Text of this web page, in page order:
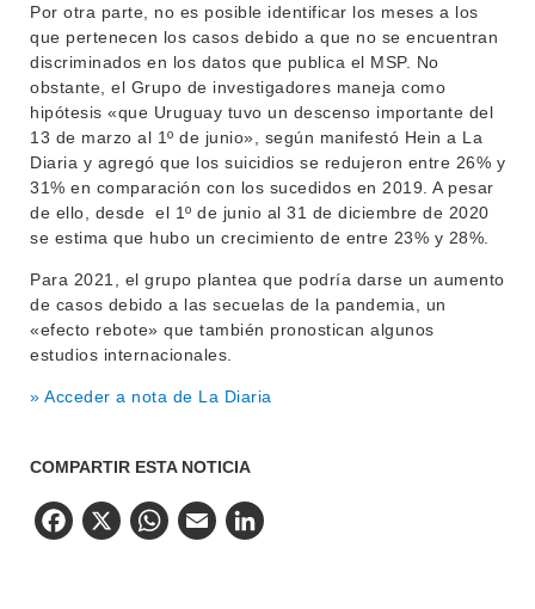
Por otra parte, no es posible identificar los meses a los
que pertenecen los casos debido a que no se encuentran
discriminados en los datos que publica el MSP. No
obstante, el Grupo de investigadores maneja como
hipótesis «que Uruguay tuvo un descenso importante del
13 de marzo al 1º de junio», según manifestó Hein a La
Diaria y agregó que los suicidios se redujeron entre 26% y
31% en comparación con los sucedidos en 2019. A pesar
de ello, desde el 1º de junio al 31 de diciembre de 2020
se estima que hubo un crecimiento de entre 23% y 28%.
Para 2021, el grupo plantea que podría darse un aumento
de casos debido a las secuelas de la pandemia, un
«efecto rebote» que también pronostican algunos
estudios internacionales.
» Acceder a nota de La Diaria
COMPARTIR ESTA NOTICIA
Facebook
X WhatsApp
Email